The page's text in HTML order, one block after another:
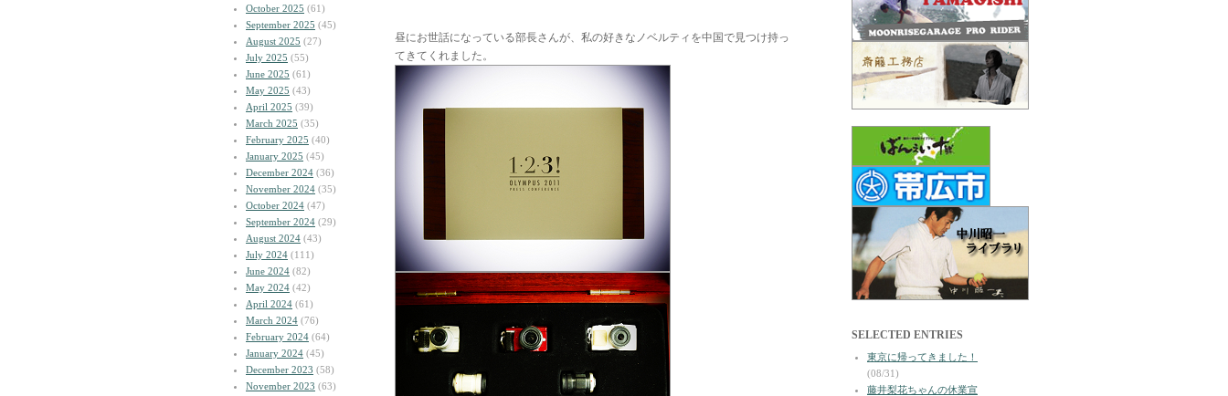
October 2025 (61)
September 2025 (45)
August 2025 (27)
July 2025 (55)
June 2025 (61)
May 2025 (43)
April 2025 (39)
March 2025 (35)
February 2025 (40)
January 2025 (45)
December 2024 (36)
November 2024 (35)
October 2024 (47)
September 2024 (29)
August 2024 (43)
July 2024 (111)
June 2024 (82)
May 2024 (42)
April 2024 (61)
March 2024 (76)
February 2024 (64)
January 2024 (45)
December 2023 (58)
November 2023 (63)
昼にお世話になっている部長さんが、私の好きなノベルティを中国で見つけ持っ
てきてくれました。
SELECTED ENTRIES
東京に帰ってきました！
(08/31)
藤井梨花ちゃんの休業宣